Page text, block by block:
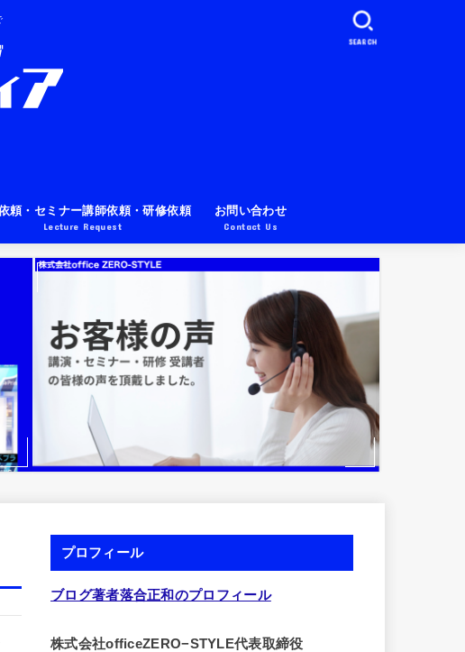
頼・セミナー講師依頼・研修依頼
Lecture Request
お問い合わせ
Contact Us
SEARCH
プロフィール
ブログ著者落合正和のプロフィール
株式会社officeZERO−STYLE代表取締役